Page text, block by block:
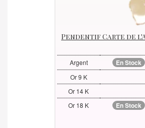
Pendentif Carte de
Argent En Stock
Or 9 K
Or 14 K
Or 18 K
En Stock